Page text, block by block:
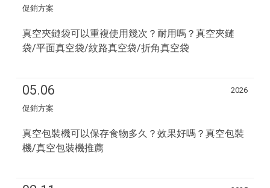
促銷方案
真空夾鏈袋可以重複使用幾次？耐用嗎？真空夾鏈
袋/平面真空袋/紋路真空袋/折角真空袋
05.06
2026
促銷方案
真空包裝機可以保存食物多久？效果好嗎？真空包裝
機/真空包裝機推薦